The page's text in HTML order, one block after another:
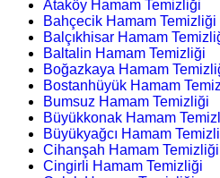
Ataköy Hamam Temizliği
Bahçecik Hamam Temizliği
Balçıkhisar Hamam
Baltalin Hamam Temizliği
Boğazkaya Hamam
Bostanhüyük Hamam
Bumsuz Hamam Temizliği
Büyükkonak Hamam
Büyükyağcı Hamam
Cihanşah Hamam Temizliği
Cingirli Hamam Temizliği